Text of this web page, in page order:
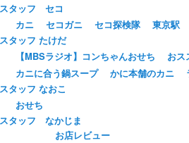
スタッフ セコ
カニ
セコガニ セコ探検隊
東京駅
スタッフ たけだ
【MBSラジオ】コンちゃんおせち
おス
カニに合う鍋スープ
かに本舗のカニ
スタッフ なおこ
おせち
スタッフ なかじま
お店レビュー